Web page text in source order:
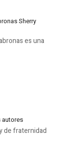
Sherry
es una
autores
de fraternidad